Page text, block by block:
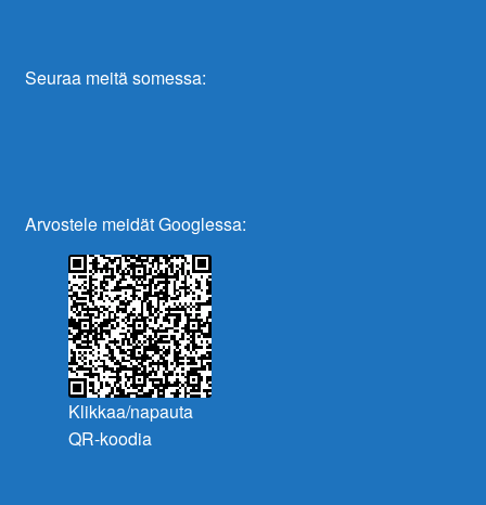
Seuraa meitä somessa:
Arvostele meidät Googlessa:
Klikkaa/napauta
QR-koodia